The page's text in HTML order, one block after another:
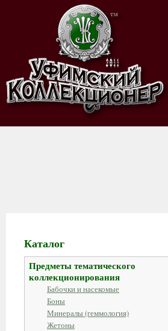
Каталог
Предметы тематического
коллекционирования
Бабочки и насекомые
Боны
Минералы (геммология)
Жетоны